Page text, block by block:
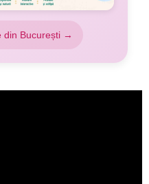
din București →